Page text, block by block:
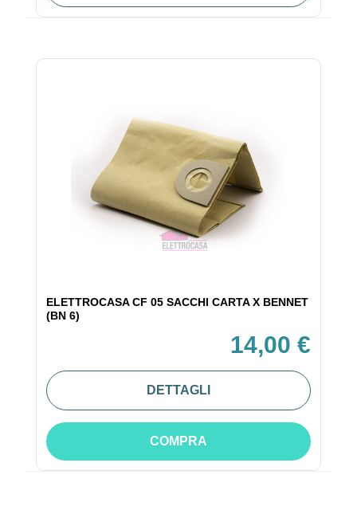
ELETTROCASA CF 05 SACCHI CARTA X BENNET
(BN 6)
14,00 €
DETTAGLI
COMPRA